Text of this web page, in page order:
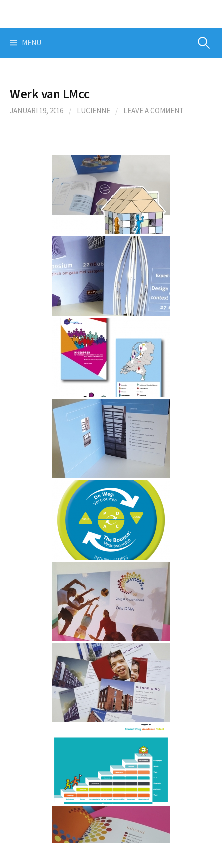
content
MENU Zoeken
Werk van LMcc
JANUARI 19, 2016 / LUCIENNE / LEAVE A COMMENT